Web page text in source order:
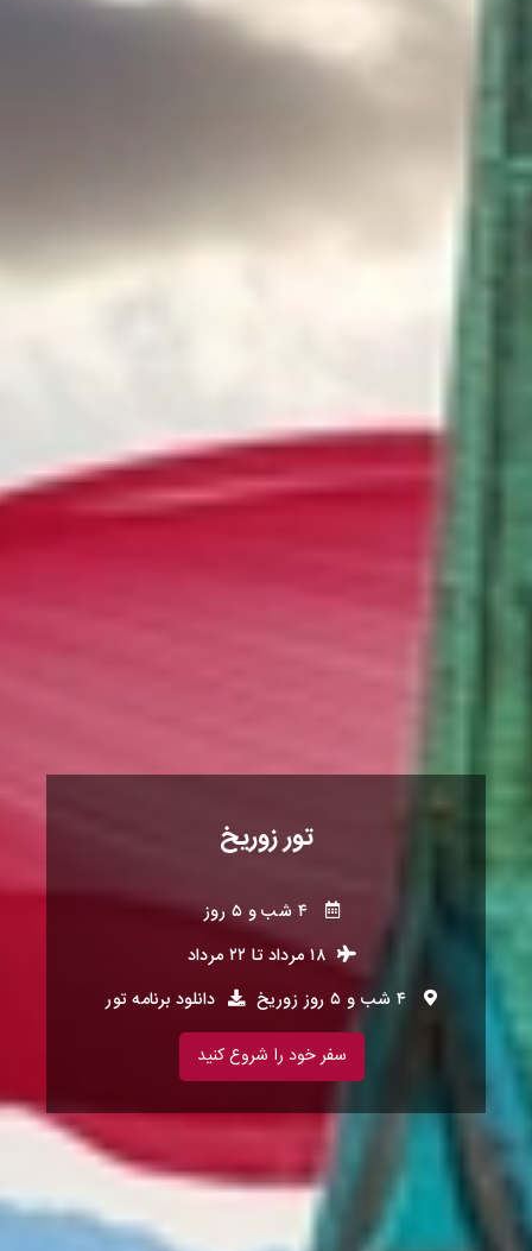
تور زوریخ
۱۸ مرداد
تا ۲۲ مرداد
دانلود برنامه تور
سفر خود را شروع کنید